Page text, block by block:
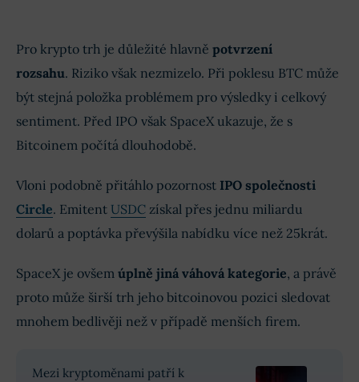
Pro krypto trh je důležité hlavně potvrzení
rozsahu. Riziko však nezmizelo. Při poklesu BTC může
být stejná položka problémem pro výsledky i celkový
sentiment. Před IPO však SpaceX ukazuje, že s
Bitcoinem počítá dlouhodobě.
Vloni podobně přitáhlo pozornost IPO společnosti
Circle. Emitent USDC získal přes jednu miliardu
dolarů a poptávka převýšila nabídku více než 25krát.
SpaceX je ovšem úplně jiná váhová kategorie, a právě
proto může širší trh jeho bitcoinovou pozici sledovat
mnohem bedlivěji než v případě menších firem.
Mezi kryptoměnami patří k